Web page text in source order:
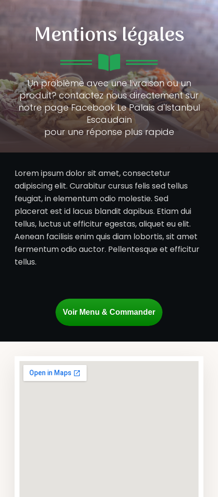
Mentions légales
Un problème avec une livraison ou un
produit? contactez nous directement sur
notre page Facebook Le Palais d'Istanbul
Escaudain
pour une réponse plus rapide
Lorem ipsum dolor sit amet, consectetur
adipiscing elit. Curabitur cursus felis sed tellus
feugiat, in elementum odio molestie. Sed
placerat est id lacus blandit dapibus. Etiam dui
tellus, luctus ut efficitur egestas, aliquet eu elit.
Aenean facilisis enim quis diam lobortis, sit amet
fermentum odio auctor. Pellentesque et efficitur
tellus.
Voir Menu & Commander